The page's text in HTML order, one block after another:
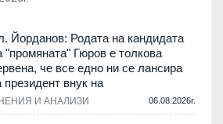
Йорданов: Родата на кандидата
"промяната" Гюров е толкова
че все едно ни се лансира
президент внук на
И АНАЛИЗИ 06.08.2026г.